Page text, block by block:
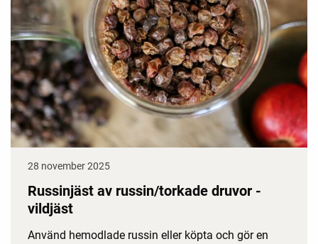
28 november 2025
Russinjäst av russin/torkade druvor -
vildjäst
Använd hemodlade russin eller köpta och gör en